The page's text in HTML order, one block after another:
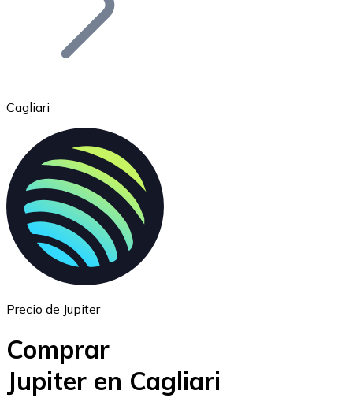
Ethereum
ETH
Cagliari
Precio de Jupiter
Comprar
Jupiter en Cagliari